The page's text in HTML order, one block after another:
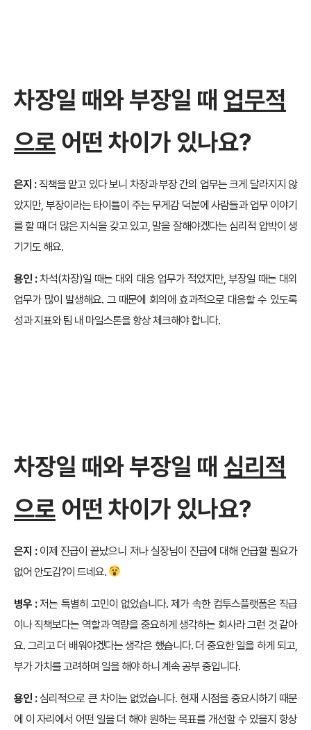
차장일 때와 부장일 때 업무적
으로 어떤 차이가 있나요?
은지 : 직책을 맡고 있다 보니 차장과 부장 간의 업무는 크게 달라지지 않
았지만, 부장이라는 타이틀이 주는 무게감 덕분에 사람들과 업무 이야기
를 할 때 더 많은 지식을 갖고 있고, 말을 잘해야겠다는 심리적 압박이 생
기기도 해요.
용인 :차석(차장)일 때는 대외 대응 업무가 적었지만, 부장일 때는 대외
업무가 많이 발생해요. 그 때문에 회의에 효과적으로 대응할 수 있도록
성과 지표와 팀 내 마일스톤을 항상 체크해야 합니다.
차장일 때와 부장일 때 심리적
으로 어떤 차이가 있나요?
은지 :이제 진급이 끝났으니 저나 실장님이 진급에 대해 언급할 필요가
없어 안도감?이 드네요.
병우 :저는 특별히 고민이 없었습니다. 제가 속한 컴투스플랫폼은 직급
이나 직책보다는 역할과 역량을 중요하게 생각하는 회사라 그런 것 같아
요. 그리고 더 배워야겠다는 생각은 했습니다. 더 중요한 일을 하게 되고,
부가 가치를 고려하며 일을 해야 하니 계속 공부 중입니다.
용인 : 심리적으로 큰 차이는 없었습니다. 현재 시점을 중요시하기 때문
에 이 자리에서 어떤 일을 더 해야 원하는 목표를 개선할 수 있을지 항상